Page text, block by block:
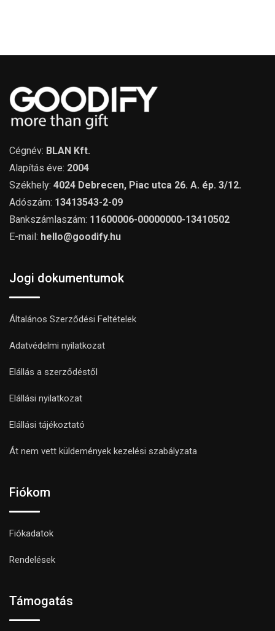
Cégnév: BLAN Kft.
Alapítás éve: 2004
Székhely: 4024 Debrecen, Piac utca 26. A. ép. 3/12.
Adószám: 13413543-2-09
Bankszámlaszám: 11600006-00000000-13410502
E-mail: hello@goodify.hu
Jogi dokumentumok
Általános Szerződési Feltételek
Adatvédelmi nyilatkozat
Elállás a szerződéstől
Elállási nyilatkozat
Elállási tájékoztató
Át nem vett küldemények kezelési szabályzata
Fiókom
Fiókadatok
Rendelések
Támogatás